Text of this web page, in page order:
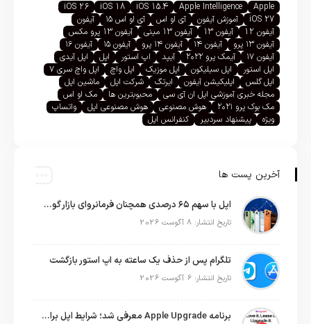
Apple
Apple Intelligence
iOS 15.4
iOS 18
iOS 26
iOS 27
آموزش آیفون آی او اس آی او اس ۱۵
آیفون
آیفون 12
آیفون 13 آیفون 13 مینی
آیفون 13 پرو مکس
آیفون ۱۳ پرو
آیفون ۱۴ آیفون ۱۴ پرو آیفون ۱۵
آیفون ۱۶
آیفون ۱۷
آیمک پرو ۲۰۲۲ آیپد اپ استور اپل
اپل آیدی
اپل استور
اپل سیلیکون اپل موزیک اپل واچ
اپل واچ سری ۷
اپل گلس
اپلیکیشن آیفون ایرتگ شرکت اپل
ماشین اپل
مجله خبری آموزشی اپل ان آی سی
محبوبترین ها
مک او اس
مک بوک پرو ۲۰۲۱
هوش مصنوعی هوش مصنوعی اپل
واتساپ
ویژه
پیشنهاد سردبیر کنفرانس اپل
آخرین پست ها
اپل با سهم ۶۵ درصدی همچنان فرمانروای بازار گوشی‌های پریمیوم جهان است
تاریخ انتشار: 8 آگوست 2026
تلگرام پس از حذف یک ساعته به اپ استور بازگشت
تاریخ انتشار: 6 آگوست 2026
برنامه Apple Upgrade معرفی شد؛ شرایط اپل برای اجاره آیفون، آیپد، مک و اپل واچ